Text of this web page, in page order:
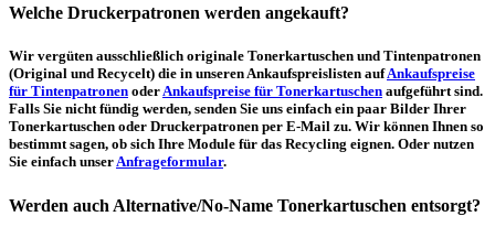
Welche Druckerpatronen werden angekauft?
Wir vergüten ausschließlich originale Tonerkartuschen und Tintenpatronen
(Original und Recycelt) die in unseren Ankaufspreislisten aufAnkaufspreise
für Tintenpatronen oderAnkaufspreise für Tonerkartuschen aufgeführt sind.
Falls Sie nicht fündig werden, senden Sie uns einfach ein paar Bilder Ihrer
Tonerkartuschen oder Druckerpatronen per E-Mail zu. Wir können Ihnen so
bestimmt sagen, ob sich Ihre Module für das Recycling eignen. Oder nutzen
Sie einfach unserAnfrageformular.
Werden auch Alternative/No-Name Tonerkartuschen entsorgt?